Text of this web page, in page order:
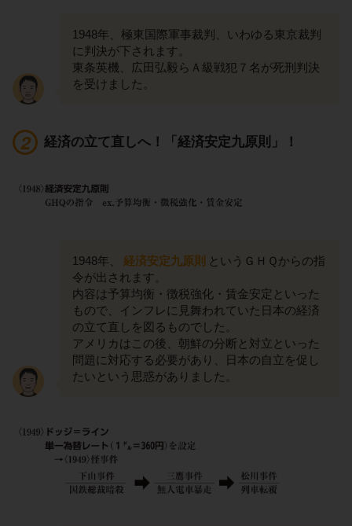
1948年、極東国際軍事裁判、いわゆる東京裁判
に判決が下されます。
東条英機、広田弘毅らＡ級戦犯７名が死刑判決
を受けました。
経済の立て直しへ！「経済安定九原則」！
1948年、 経済安定九原則 というＧＨＱからの指
令が出されます。
内容は予算均衡・徴税強化・賃金安定といった
もので、インフレに見舞われていた日本の経済
の立て直しを図るものでした。
アメリカはこの後、朝鮮の分断と対立といった
問題に対応する必要があり、日本の自立を促し
たいという思惑がありました。